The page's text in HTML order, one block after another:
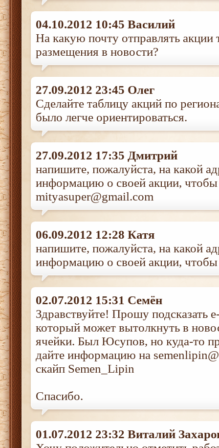
04.10.2012 10:45 Василий
На какую почту отправлять акции
размещения в новости?
27.09.2012 23:45 Олег
Сделайте таблицу акций по
было легче ориентироваться.
27.09.2012 17:35 Дмитрий
напишите, пожалуйста, на какой
информацию о своей акции, чтобы
mityasuper@gmail.com
06.09.2012 12:28 Катя
напишите, пожалуйста, на какой
информацию о своей акции, чтобы
02.07.2012 15:31 Семён
Здравствуйте! Прошу подсказать
который может вытолкнуть в
ячейки. Был Юсупов, но куда-то
дайте информацию на
скайп Semen_Lipin
Спасибо.
01.07.2012 23:32 Виталий